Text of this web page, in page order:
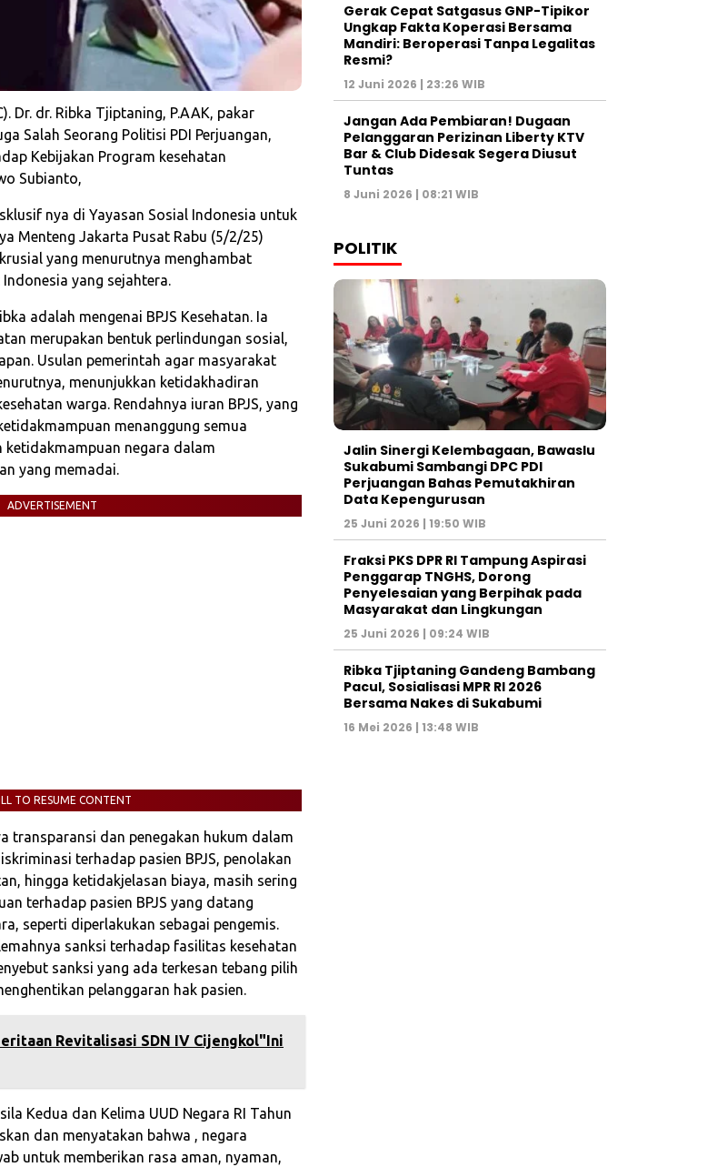
Dr. dr. Ribka Tjiptaning, P.AAK, pakar
Salah Seorang Politisi PDI Perjuangan,
Kebijakan Program kesehatan
Subianto,
nya di Yayasan Sosial Indonesia untuk
Menteng Jakarta Pusat Rabu (5/2/25)
yang menurutnya menghambat
yang sejahtera.
adalah mengenai BPJS Kesehatan. Ia
merupakan bentuk perlindungan sosial,
Usulan pemerintah agar masyarakat
menunjukkan ketidakhadiran
warga. Rendahnya iuran BPJS, yang
menanggung semua
negara dalam
yang memadai.
ADVERTISEMENT
TO RESUME CONTENT
transparansi dan penegakan hukum dalam
terhadap pasien BPJS, penolakan
hingga ketidakjelasan biaya, masih sering
terhadap pasien BPJS yang datang
seperti diperlakukan sebagai pengemis.
sanksi terhadap fasilitas kesehatan
sanksi yang ada terkesan tebang pilih
pelanggaran hak pasien.
Revitalisasi SDN IV Cijengkol"Ini
Kedua dan Kelima UUD Negara RI Tahun
dan menyatakan bahwa , negara
untuk memberikan rasa aman, nyaman,
Gerak Cepat Satgasus GNP-Tipikor
Ungkap Fakta Koperasi Bersama
Mandiri: Beroperasi Tanpa Legalitas
Resmi?
12 Juni 2026 | 23:26 WIB
Jangan Ada Pembiaran! Dugaan
Pelanggaran Perizinan Liberty KTV
Bar & Club Didesak Segera Diusut
Tuntas
8 Juni 2026 | 08:21 WIB
POLITIK
Jalin Sinergi Kelembagaan, Bawaslu
Sukabumi Sambangi DPC PDI
Perjuangan Bahas Pemutakhiran
Data Kepengurusan
25 Juni 2026 | 19:50 WIB
‎Fraksi PKS DPR RI Tampung Aspirasi
Penggarap TNGHS, Dorong
Penyelesaian yang Berpihak pada
Masyarakat dan Lingkungan‎
25 Juni 2026 | 09:24 WIB
Ribka Tjiptaning Gandeng Bambang
Pacul, Sosialisasi MPR RI 2026
Bersama Nakes di Sukabumi
16 Mei 2026 | 13:48 WIB